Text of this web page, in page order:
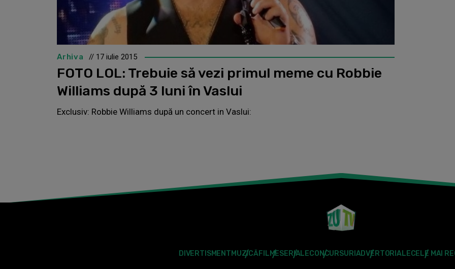
Arhiva // 17 iulie 2015
FOTO LOL: Trebuie să vezi primul meme cu Robbie
Williams după 3 luni în Vaslui
Exclusiv: Robbie Williams după un concert in Vaslui:
DIVERTISMENT MUZICĂFILMESERIALECONCURSURI ADVERTORIALECELE MAI